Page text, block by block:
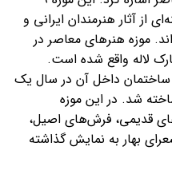
از آثار هنرمندان ایرانی و
موزه هنرهای معاصر در
لاله واقع شده است.
ساختمان داخل آن در سال یک
ساخته شد. در این موزه
قدیمی، فرش‌های اصیل،
بهار به نمایش گذاشته